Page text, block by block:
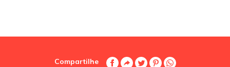
Compartilhe